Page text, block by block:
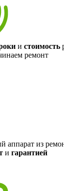
и стоимость
ремонт
аппарат из
и гарантией